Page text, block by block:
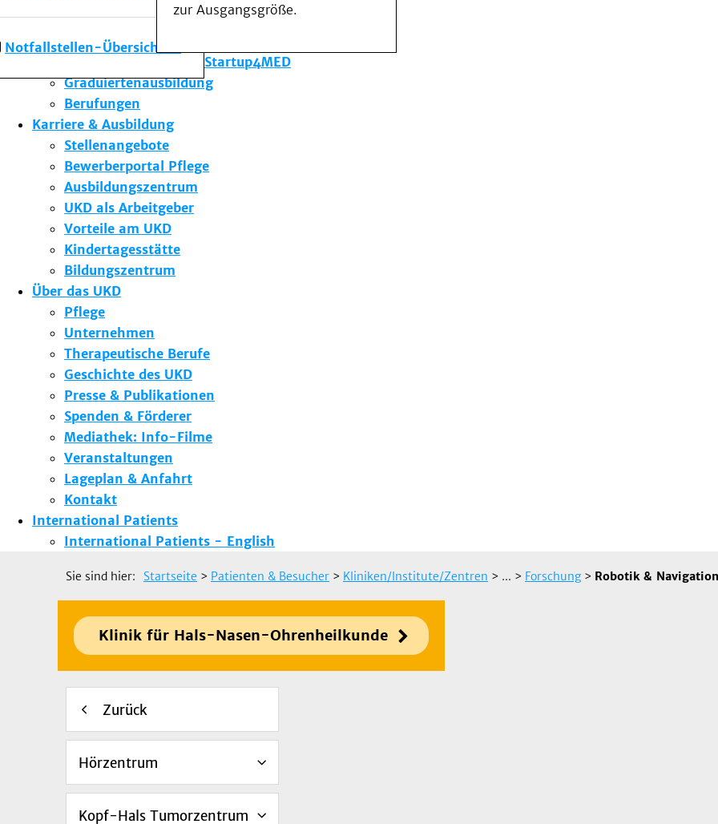
Notfallstellen-Übersicht
zur Ausgangsgröße.
Forschung am UKD
Studium & Lehre
Gründungsförderung Startup4MED
Graduiertenausbildung
Berufungen
Karriere & Ausbildung
Stellenangebote
Bewerberportal Pflege
Ausbildungszentrum
UKD als Arbeitgeber
Vorteile am UKD
Kindertagesstätte
Bildungszentrum
Über das UKD
Pflege
Unternehmen
Therapeutische Berufe
Geschichte des UKD
Presse & Publikationen
Spenden & Förderer
Mediathek: Info-Filme
Veranstaltungen
Lageplan & Anfahrt
Kontakt
International Patients
International Patients - English
Sie sind hier: Startseite > Patienten & Besucher > Kliniken/Institute/Zentren > ... > Forschung> Robotik & Navigation
Klinik für Hals-Nasen-Ohrenheilkunde
Zurück
Hörzentrum
Kopf-Hals Tumorzentrum